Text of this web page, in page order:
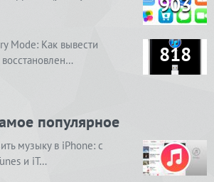
Mode: Как вывести
818
популярное
музыку в iPhone: с
и iT…